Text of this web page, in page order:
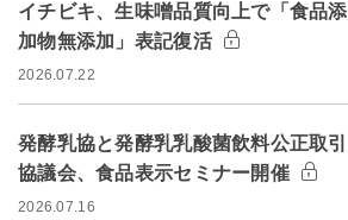
イチビキ、生味噌品質向上で「食品添
加物無添加」表記復活
2026.07.22
発酵乳協と発酵乳乳酸菌飲料公正取引
協議会、食品表示セミナー開催
2026.07.16